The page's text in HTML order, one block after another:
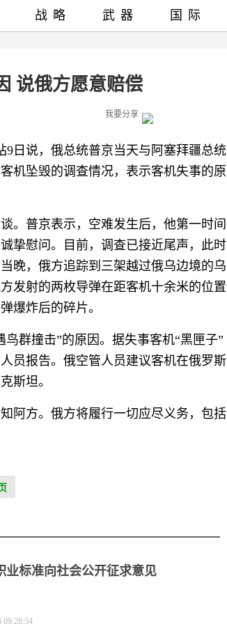
说俄方愿意赔偿
我要分享
日说，俄总统普京当天与阿塞拜疆总统
机坠毁的调查情况，表示客机失事的原
。普京表示，空难发生后，他第一时间
挚慰问。目前，调查已接近尾声，此时
晚，俄方追踪到三架越过俄乌边境的乌
发射的两枚导弹在距客机十余米的位置
爆炸后的碎片。
群撞击”的原因。据失事客机“黑匣子”
员报告。俄空管人员建议客机在俄罗斯
斯坦。
阿方。俄方将履行一切应尽义务，包括
战略 武器 国际
业标准向社会公开征求意见
09:28:54